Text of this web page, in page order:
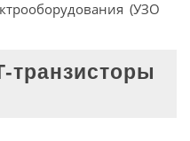
(УЗО
транзисторы